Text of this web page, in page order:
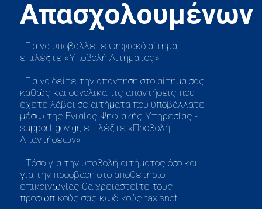
- Για να υποβάλλετε ψηφιακό αίτημα,
επιλέξτε «Υποβολή Αιτήματος»
- Για να δείτε την απάντηση στο αίτημα σας
καθώς και συνολικά τις απαντήσεις που
έχετε λάβει σε αιτήματα που υποβάλλατε
μέσω της Ενιαίας Ψηφιακής Υπηρεσίας -
support.gov.gr, επιλέξτε «Προβολή
Απαντήσεων»
- Τόσο για την υποβολή αιτήματος όσο και
για την πρόσβαση στο αποθετήριο
επικοινωνίας θα χρειαστείτε τους
προσωπικούς σας κωδικούς taxisnet..